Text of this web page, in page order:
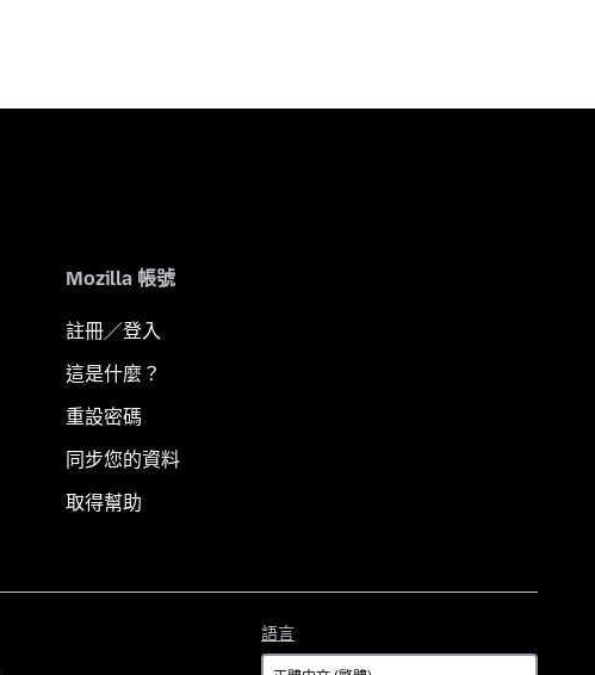
Mozilla 帳號
註冊／登入
這是什麼？
重設密碼
同步您的資料
取得幫助
語言
言